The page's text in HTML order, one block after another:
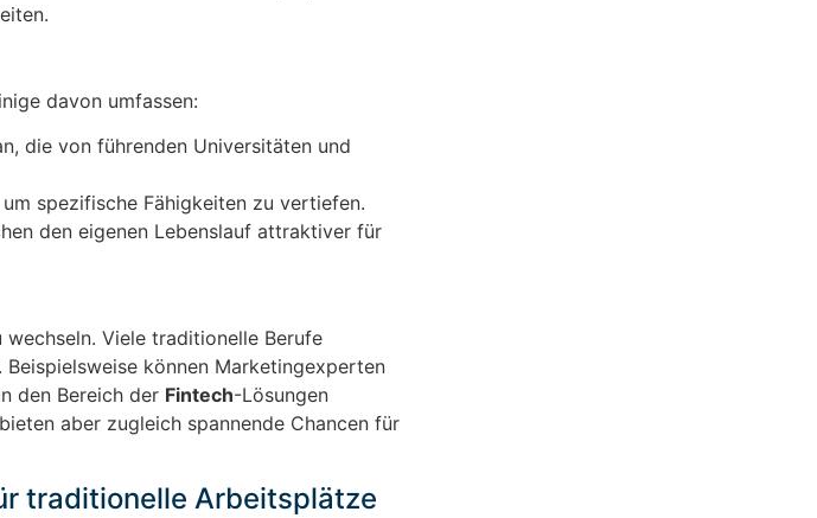
davon umfassen:
die von führenden Universitäten und
spezifische Fähigkeiten zu vertiefen.
den eigenen Lebenslauf attraktiver für
Viele traditionelle Berufe
können Marketingexperten
den Bereich der Fintech-Lösungen
aber zugleich spannende Chancen für
traditionelle Arbeitsplätze